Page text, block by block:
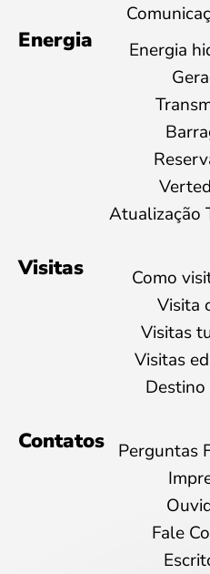
Energia
Energia
Atualização
Visitas
Como
Visita
Visitas
Visitas
Destino
Contatos
Perguntas
Fale